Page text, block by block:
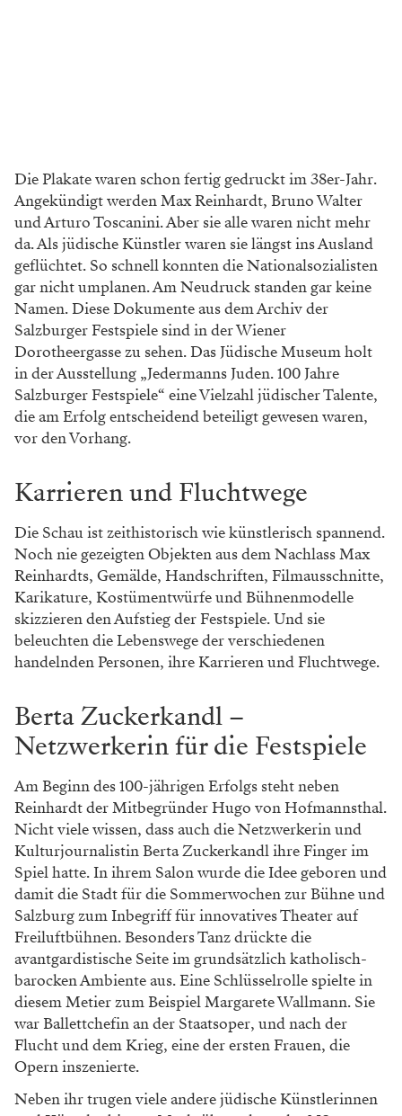
Die Plakate waren schon fertig gedruckt im 38er-Jahr.
Angekündigt werden Max Reinhardt, Bruno Walter
und Arturo Toscanini. Aber sie alle waren nicht mehr
da. Als jüdische Künstler waren sie längst ins Ausland
geflüchtet. So schnell konnten die Nationalsozialisten
gar nicht umplanen. Am Neudruck standen gar keine
Namen. Diese Dokumente aus dem Archiv der
Salzburger Festspiele sind in der Wiener
Dorotheergasse zu sehen. Das Jüdische Museum holt
in der Ausstellung „Jedermanns Juden. 100 Jahre
Salzburger Festspiele“ eine Vielzahl jüdischer Talente,
die am Erfolg entscheidend beteiligt gewesen waren,
vor den Vorhang.
Karrieren und Fluchtwege
Die Schau ist zeithistorisch wie künstlerisch spannend.
Noch nie gezeigten Objekten aus dem Nachlass Max
Reinhardts, Gemälde, Handschriften, Filmausschnitte,
Karikature, Kostümentwürfe und Bühnenmodelle
skizzieren den Aufstieg der Festspiele. Und sie
beleuchten die Lebenswege der verschiedenen
handelnden Personen, ihre Karrieren und Fluchtwege.
Berta Zuckerkandl –
Netzwerkerin für die Festspiele
Am Beginn des 100-jährigen Erfolgs steht neben
Reinhardt der Mitbegründer Hugo von Hofmannsthal.
Nicht viele wissen, dass auch die Netzwerkerin und
Kulturjournalistin Berta Zuckerkandl ihre Finger im
Spiel hatte. In ihrem Salon wurde die Idee geboren und
damit die Stadt für die Sommerwochen zur Bühne und
Salzburg zum Inbegriff für innovatives Theater auf
Freiluftbühnen. Besonders Tanz drückte die
avantgardistische Seite im grundsätzlich katholisch-
barocken Ambiente aus. Eine Schlüsselrolle spielte in
diesem Metier zum Beispiel Margarete Wallmann. Sie
war Ballettchefin an der Staatsoper, und nach der
Flucht und dem Krieg, eine der ersten Frauen, die
Opern inszenierte.
Neben ihr trugen viele andere jüdische Künstlerinnen